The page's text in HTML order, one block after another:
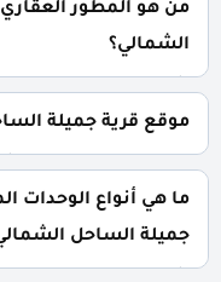
من هو المطور
الشمالي؟
Developments NJD.
موقع قرية جميلة
الصحراوي/ مرسى
ما هي أنواع الوحدات
جميلة الساحل